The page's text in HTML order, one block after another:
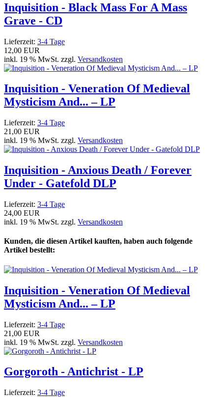
Inquisition - Black Mass For A Mass
Grave - CD
Lieferzeit: 3-4 Tage
12,00 EUR
inkl. 19 % MwSt. zzgl. Versandkosten
Inquisition - Veneration Of Medieval
Mysticism And... – LP
Lieferzeit: 3-4 Tage
21,00 EUR
inkl. 19 % MwSt. zzgl. Versandkosten
Inquisition - Anxious Death / Forever
Under - Gatefold DLP
Lieferzeit: 3-4 Tage
24,00 EUR
inkl. 19 % MwSt. zzgl. Versandkosten
Kunden, die diesen Artikel kauften, haben auch folgende
Artikel bestellt:
Inquisition - Veneration Of Medieval
Mysticism And... – LP
Lieferzeit: 3-4 Tage
21,00 EUR
inkl. 19 % MwSt. zzgl. Versandkosten
Gorgoroth - Antichrist - LP
Lieferzeit: 3-4 Tage